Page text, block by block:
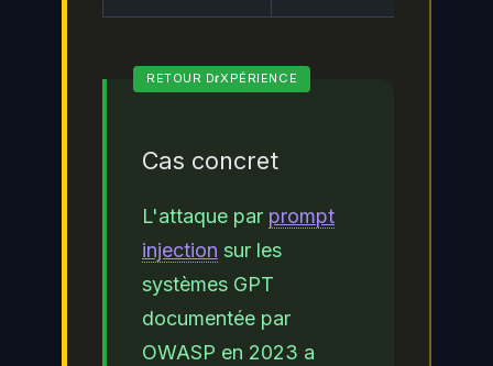
Cas concret
L'attaque par prompt
injection sur les
systèmes GPT
documentée par
OWASP en 2023 a